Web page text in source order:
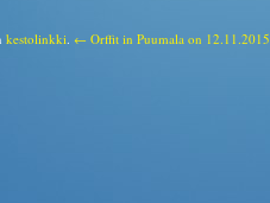
kestolinkki. ← Orffit in Puumala on 12.11.2015